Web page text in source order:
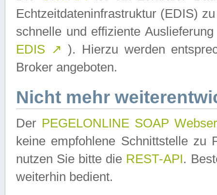
Echtzeitdateninfrastruktur (EDIS)
schnelle und effiziente
EDIS ↗ ). Hierzu werden
Broker angeboten.
Nicht mehr
Der PEGELONLINE SOAP
keine empfohlene Schnittstelle zu
nutzen Sie bitte die REST-API.
weiterhin bedient.